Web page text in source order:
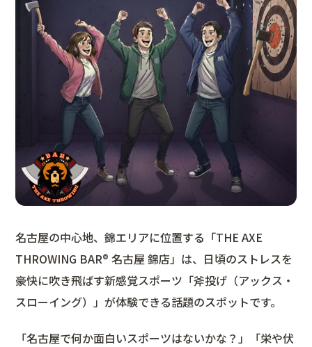
名古屋の中心地、錦エリアに位置する「THE AXE
THROWING BAR®︎ 名古屋 錦店」は、日頃のストレスを
豪快に吹き飛ばす新感覚スポーツ「斧投げ（アックス・
スローイング）」が体験できる話題のスポットです。
「名古屋で何か面白いスポーツはないかな？」「栄や伏